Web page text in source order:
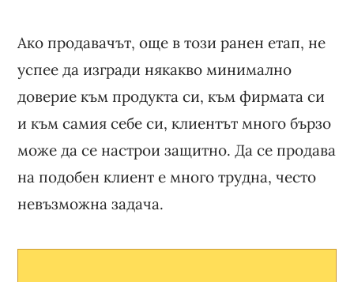
Ако продавачът, още в този ранен етап, не
успее да изгради някакво минимално
доверие към продукта си, към фирмата си
и към самия себе си, клиентът много бързо
може да се настрои защитно. Да се продава
на подобен клиент е много трудна, често
невъзможна задача.